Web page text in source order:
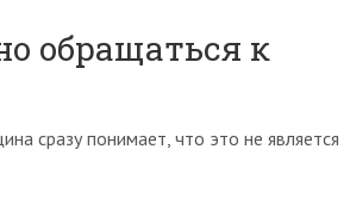
обращаться к
сразу понимает, что это не является